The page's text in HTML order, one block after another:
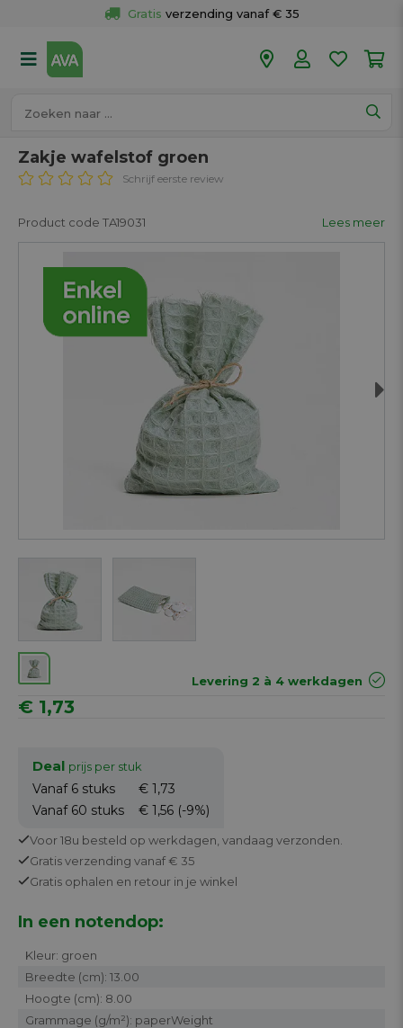
Gratis verzending vanaf € 35
50 winkels
Zakje wafelstof groen
Schrijf eerste review
Product code TA19031 Lees meer
Levering 2 à 4 werkdagen
€ 1,73
Deal prijs per stuk
Vanaf 6 stuks
€ 1,73
Vanaf 60 stuks € 1,56 (-9%)
Voor 18u besteld op werkdagen, vandaag verzonden.
Gratisverzending vanaf € 35
Gratis ophalen en retour in je winkel
In een notendop:
Kleur: groen
Breedte (cm): 13.00
Hoogte (cm): 8.00
Grammage (g/m²): paperWeight